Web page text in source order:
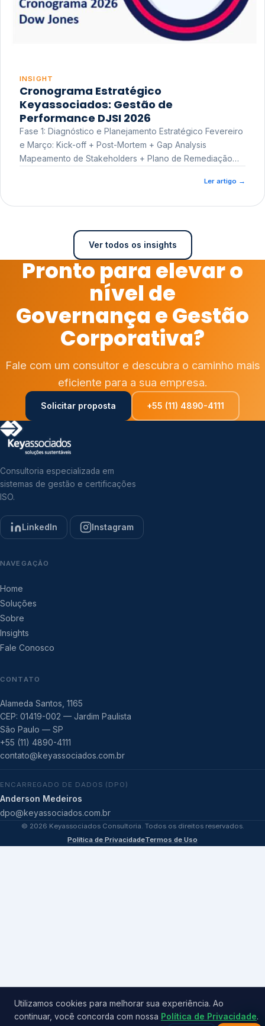
INSIGHT
Cronograma Estratégico
Keyassociados: Gestão de
Performance DJSI 2026
Fase 1: Diagnóstico e Planejamento Estratégico Fevereiro
e Março: Kick-off + Post-Mortem + Gap Analysis
Mapeamento de Stakeholders + Plano de Remediação
Ler artigo →
Ver todos os insights
Pronto para elevar o
nível de
Governança e Gestão
Corporativa?
Fale com um consultor e descubra o caminho mais
eficiente para a sua empresa.
Solicitar proposta +55 (11) 4890-4111
Consultoria especializada em
sistemas de gestão e certificações
ISO.
LinkedIn Instagram
NAVEGAÇÃO
Home
Soluções
Sobre
Insights
Fale Conosco
CONTATO
Alameda Santos, 1165
CEP: 01419-002 — Jardim Paulista
São Paulo — SP
+55 (11) 4890-4111
contato@keyassociados.com.br
ENCARREGADO DE DADOS (DPO)
Anderson Medeiros
dpo@keyassociados.com.br
© 2026 Keyassociados Consultoria. Todos os direitos reservados.
Política de PrivacidadeTermos de Uso
Utilizamos cookies para melhorar sua experiência. Ao
continuar, você concorda com nossa Política de Privacidade.